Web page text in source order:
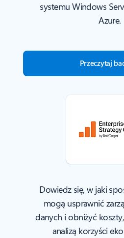
systemu Windows
Azure.
Przeczytaj
Dowiedz się, w jaki
mogą usprawnić
danych i obniżyć
analizą korzyści